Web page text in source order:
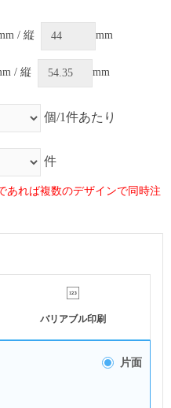
/ 縦 mm
/ 縦 mm
個/1件あたり
件
あれば複数のデザインで同時注
バリアブル印刷
片面